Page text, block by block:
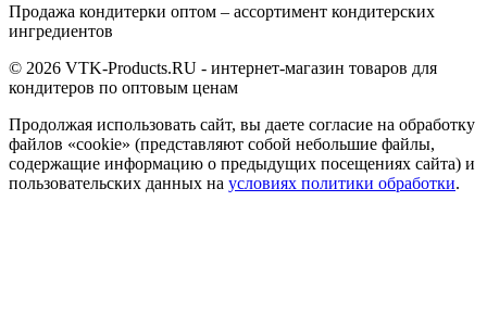
Продажа кондитерки оптом – ассортимент кондитерских
ингредиентов
© 2026 VTK-Products.RU - интернет-магазин товаров для
кондитеров по оптовым ценам
Продолжая использовать сайт, вы даете согласие на обработку
файлов «cookie» (представляют собой небольшие файлы,
содержащие информацию о предыдущих посещениях сайта) и
пользовательских данных на условиях политики обработки.